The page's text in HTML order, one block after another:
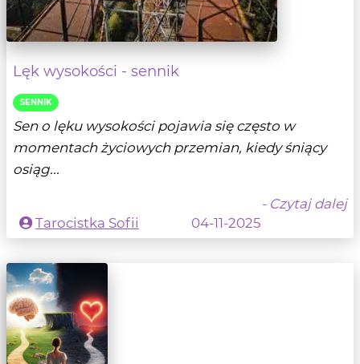
Lęk wysokości - sennik
SENNIK
Sen o lęku wysokości pojawia się często w
momentach życiowych przemian, kiedy śniący
osiąg...
- Czytaj dalej
Tarocistka Sofii
04-11-2025